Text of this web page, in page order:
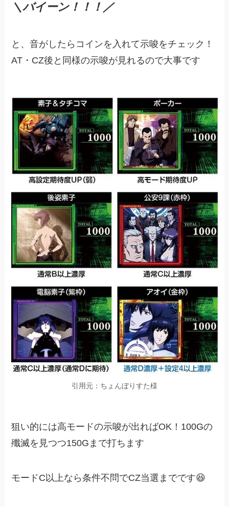
＼バイーン！！！／
と、音がしたらコインを入れて示唆をチェック！
AT・CZ後と同様の示唆が見れるので大事です
引用元：ちょんぼりすた様
狙い的には高モードの示唆が出ればOK！100Gの
殲滅を見つつ150Gまで打ちます
モードC以上なら条件不問でCZ当選までです😆